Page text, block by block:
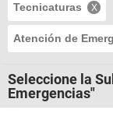
Tecnicaturas
Atención de
Seleccione la
Emergencias"